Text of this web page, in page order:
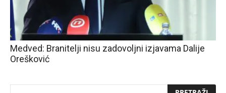
Medved: Branitelji nisu zadovoljni izjavama Dalije
Orešković